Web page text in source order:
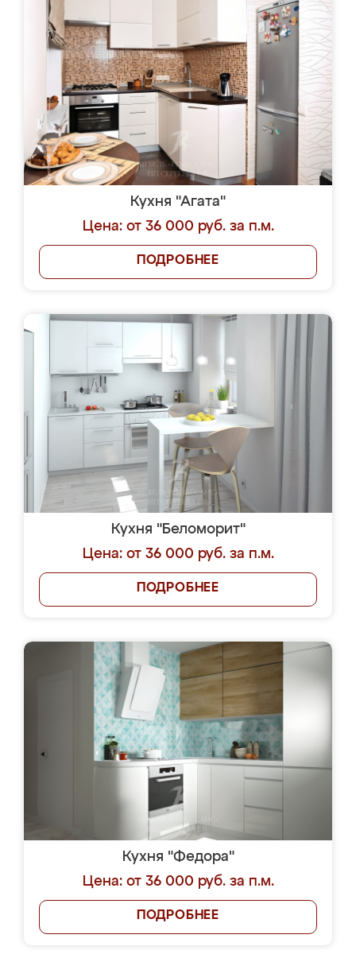
Кухня "Агата"
Цена: от 36 000 руб. за п.м.
ПОДРОБНЕЕ
Кухня "Беломорит"
Цена: от 36 000 руб. за п.м.
ПОДРОБНЕЕ
Кухня "Федора"
Цена: от 36 000 руб. за п.м.
ПОДРОБНЕЕ